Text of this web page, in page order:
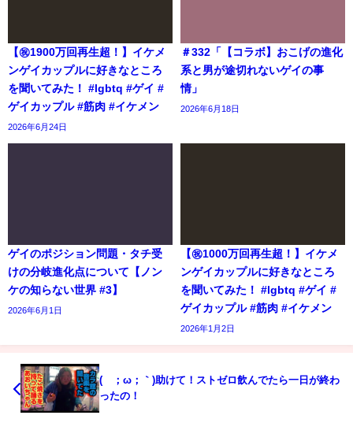
【㊗️1900万回再生超！】イケメ
ンゲイカップルに好きなところ
を聞いてみた！ #lgbtq #ゲイ #
ゲイカップル #筋肉 #イケメン
2026年6月24日
＃332「【コラボ】おこげの進化
系と男が途切れないゲイの事
情」
2026年6月18日
ゲイのポジション問題・タチ受
けの分岐進化点について【ノン
ケの知らない世界 #3】
2026年6月1日
【㊗️1000万回再生超！】イケメ
ンゲイカップルに好きなところ
を聞いてみた！ #lgbtq #ゲイ #
ゲイカップル #筋肉 #イケメン
2026年1月2日
(´；ω；｀)助けて！ストゼロ飲んでたら一日が終わ
ったの！